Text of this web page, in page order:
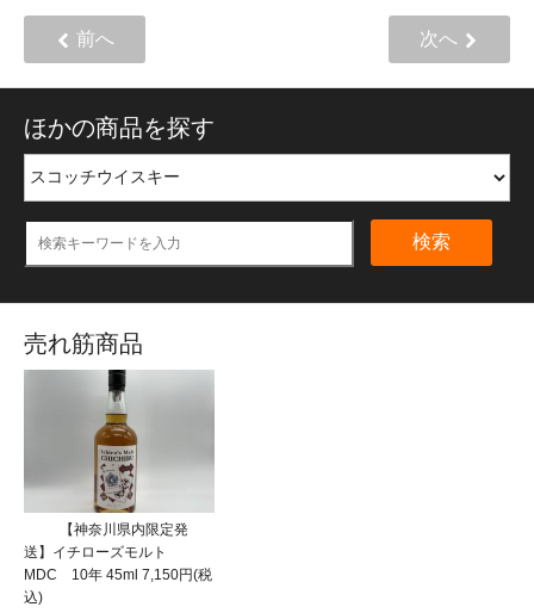
前へ 次へ
ほかの商品を探す
検索
売れ筋商品
【神奈川県内限定発
送】イチローズモルト
MDC 10年 45ml 7,150円(税
込)